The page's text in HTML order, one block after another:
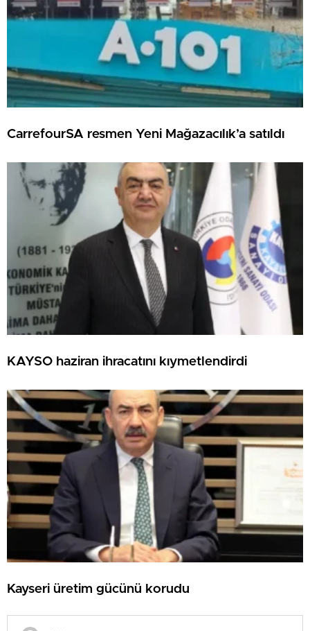
CarrefourSA resmen Yeni Mağazacılık’a satıldı
KAYSO haziran ihracatını kıymetlendirdi
Kayseri üretim gücünü korudu